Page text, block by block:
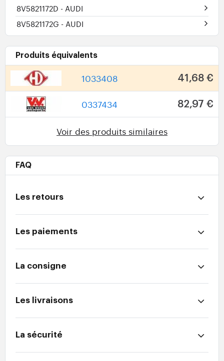
8V5821172D - AUDI
8V5821172G - AUDI
Produits équivalents
1033408 41,68 €
0337434 82,97 €
Voir des produits similaires
FAQ
Les retours
Les paiements
La consigne
Les livraisons
La sécurité